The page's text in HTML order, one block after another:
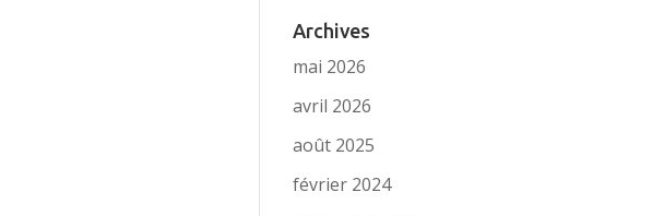
Archives
mai 2026
avril 2026
août 2025
février 2024